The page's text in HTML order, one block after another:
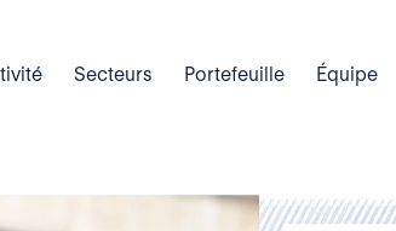
Secteurs Portefeuille Équipe